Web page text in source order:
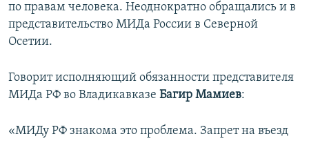
по правам человека. Неоднократно обращались и в
представительство МИДа России в Северной
Осетии.
Говорит исполняющий обязанности представителя
МИДа РФ во Владикавказе Багир Мамиев:
«МИДу РФ знакома это проблема. Запрет на въезд